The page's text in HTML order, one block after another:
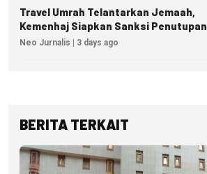
Travel Umrah Telantarkan Jemaah,
Kemenhaj Siapkan Sanksi Penutupan
Izin hingga Pidana
Neo Jurnalis | 3 days ago
BERITA TERKAIT